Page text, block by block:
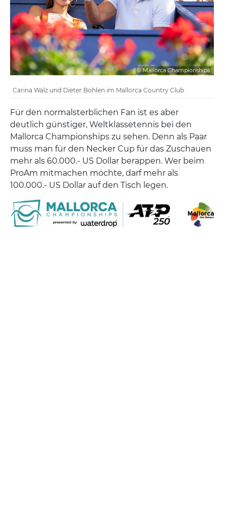
© Mallorca Championships
Carina Walz und Dieter Bohlen im Mallorca Country Club
Für den normalsterblichen Fan ist es aber
deutlich günstiger, Weltklassetennis bei den
Mallorca Championships zu sehen. Denn als Paar
muss man für den Necker Cup für das Zuschauen
mehr als 60.000.- US Dollar berappen. Wer beim
ProAm mitmachen möchte, darf mehr als
100.000.- US Dollar auf den Tisch legen.